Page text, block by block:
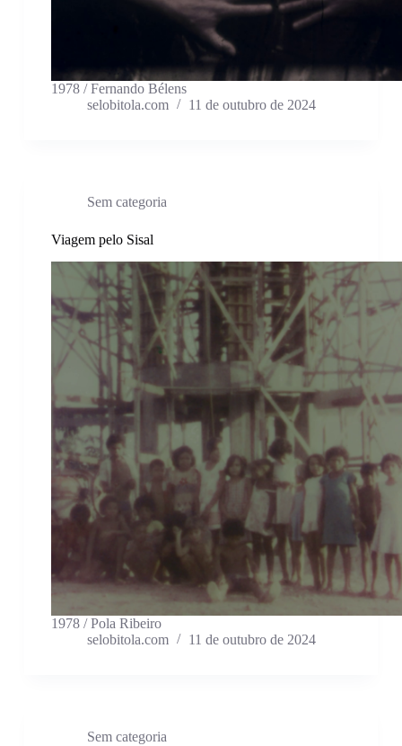
1978 / Fernando Bélens
selobitola.com
11 de outubro de 2024
Sem categoria
Viagem pelo Sisal
1978 / Pola Ribeiro
selobitola.com
11 de outubro de 2024
Sem categoria